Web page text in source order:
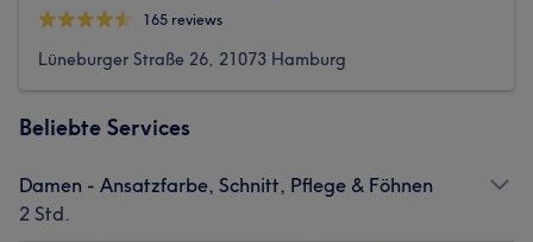
165 reviews
Lüneburger Straße 26, 21073 Hamburg
Beliebte Services
Damen - Ansatzfarbe, Schnitt, Pflege & Föhnen
2 Std.